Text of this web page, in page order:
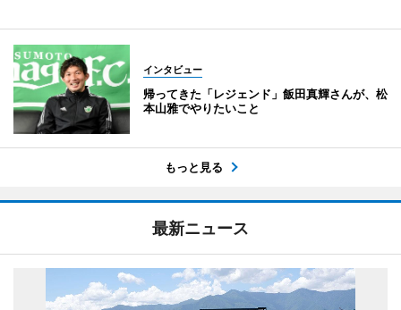
インタビュー
帰ってきた「レジェンド」飯田真輝さんが、松
本山雅でやりたいこと
もっと見る
最新ニュース